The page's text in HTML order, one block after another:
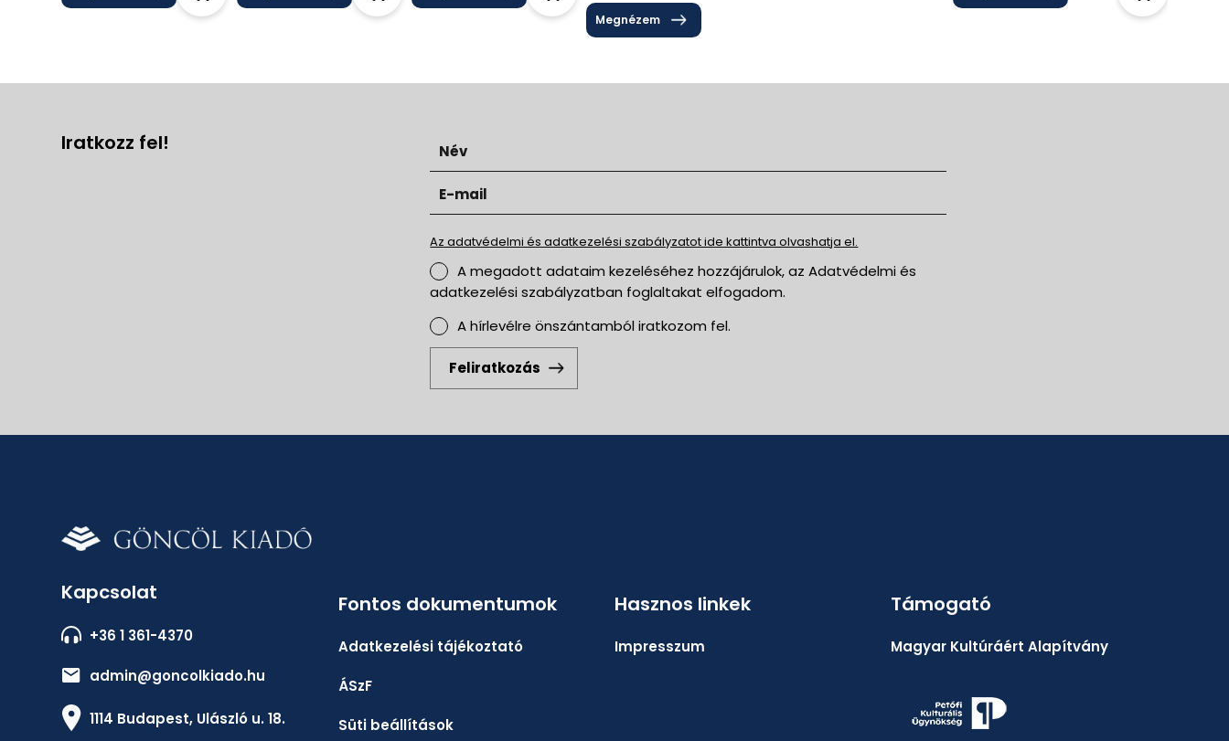
Megnézem
Iratkozz fel!
Az adatvédelmi és adatkezelési szabályzatot ide kattintva olvashatja el.
A megadott adataim kezeléséhez hozzájárulok, az Adatvédelmi és
adatkezelési szabályzatban foglaltakat elfogadom.
A hírlevélre önszántamból iratkozom fel.
Feliratkozás
Kapcsolat
+36 1 361-4370
admin@goncolkiado.hu
1114 Budapest, Ulászló u. 18.
Fontos dokumentumok
Adatkezelési tájékoztató
ÁSzF
Süti beállítások
Hasznos linkek
Impresszum
Támogató
Magyar Kultúráért Alapítvány